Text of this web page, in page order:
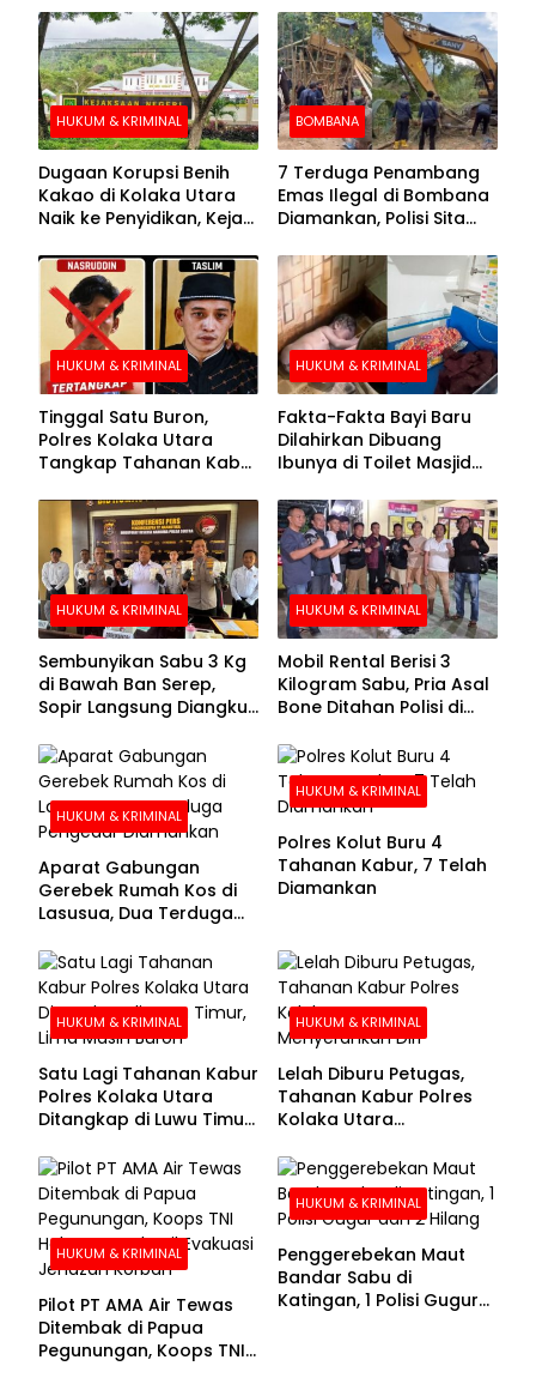
HUKUM & KRIMINAL
Dugaan Korupsi Benih
Kakao di Kolaka Utara
Naik ke Penyidikan, Kejari
BOMBANA
7 Terduga Penambang
Emas Ilegal di Bombana
Diamankan, Polisi Sita
Crusher
HUKUM & KRIMINAL
Tinggal Satu Buron,
Polres Kolaka Utara
Tangkap Tahanan Kabur
Pengejaran
HUKUM & KRIMINAL
Fakta-Fakta Bayi Baru
Dilahirkan Dibuang
Ibunya di Toilet Masjid
HUKUM & KRIMINAL
Sembunyikan Sabu 3 Kg
di Bawah Ban Serep,
Sopir Langsung Diangkut
HUKUM & KRIMINAL
Mobil Rental Berisi 3
Kilogram Sabu, Pria Asal
Bone Ditahan Polisi di
HUKUM & KRIMINAL
Aparat Gabungan
Gerebek Rumah Kos di
Lasusua, Dua Terduga
HUKUM & KRIMINAL
Polres Kolut Buru 4
Tahanan Kabur, 7 Telah
Diamankan
HUKUM & KRIMINAL
Satu Lagi Tahanan Kabur
Polres Kolaka Utara
Ditangkap di Luwu Timur,
HUKUM & KRIMINAL
Lelah Diburu Petugas,
Tahanan Kabur Polres
Kolaka Utara
HUKUM & KRIMINAL
Pilot PT AMA Air Tewas
Ditembak di Papua
Pegunungan, Koops TNI
HUKUM & KRIMINAL
Penggerebekan Maut
Bandar Sabu di
Katingan, 1 Polisi Gugur